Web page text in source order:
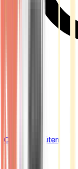
Cannabis Blüten